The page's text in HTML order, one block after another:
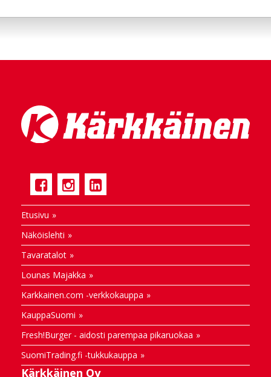
Etusivu
Näköislehti
Tavaratalot
Lounas Majakka
Karkkainen.com -verkkokauppa
KauppaSuomi
Fresh!Burger - aidosti parempaa pikaruokaa
SuomiTrading.fi -tukkukauppa
Kärkkäinen Oy